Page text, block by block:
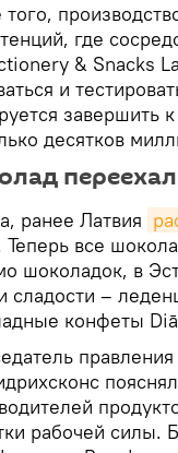
где
& Snacks
и
завершить
десятков
ранее Латвия
Теперь все
шоколадок, в
сладости –
конфеты
рабочей силы.